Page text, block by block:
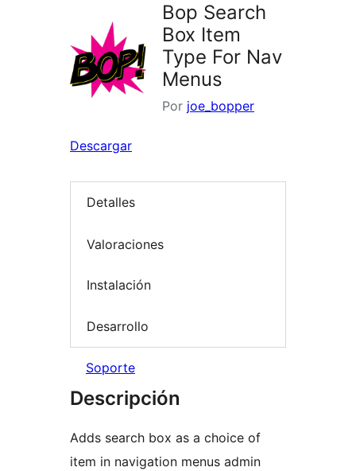
Bop Search
Box Item
Type For Nav
Menus
Por joe_bopper
Descargar
Detalles
Valoraciones
Instalación
Desarrollo
Soporte
Descripción
Adds search box as a choice of
item in navigation menus admin